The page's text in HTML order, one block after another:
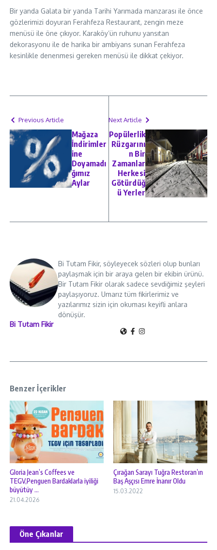
Bir yanda Galata bir yanda Tarihi Yarımada manzarası ile önce
gözlerimizi doyuran Ferahfeza Restaurant, zengin meze
menüsü ile öne çıkıyor. Karaköy’ün ruhunu yansıtan
dekorasyonu ile de harika bir ambiyans sunan Ferahfeza
kesinlikle denenmesi gereken menüsü ile dikkat çekiyor.
Previous Article
Mağaza
İndirimler
ine
Doyamadı
ğımız
Aylar
Next Article
Popülerlik
Rüzgarını
n Bir
Zamanlar
Herkesi
Götürdüğ
ü Yerler
Bi Tutam Fikir
Bi Tutam Fikir, söyleyecek sözleri olup bunları
paylaşmak için bir araya gelen bir ekibin ürünü.
Bir Tutam Fikir olarak sadece sevdiğimiz şeyleri
paylaşıyoruz. Umarız tüm fikirlerimiz ve
yazılarımız sizin için okuması keyifli anlara
dönüşür.
Benzer İçerikler
Gloria Jean’s Coffees ve
TEGV,Penguen Bardaklarla iyiliği
büyütüy ...
21.04.2026
Çırağan Sarayı Tuğra Restoran’ın
Baş Aşçısı Emre İnanır Oldu
15.03.2022
Öne Çıkanlar